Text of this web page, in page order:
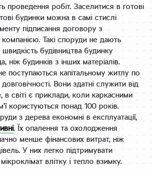
проведення робіт. Заселитися в готові
будинки можна в самі стислі
підписання договору з
Такі споруди не дають
будівництва будинку
ніж будинків з інших матеріалів.
поступаються капітальному житлу по
довговічності. Вони здатні служити від
в світі є приклади, коли каркасними
користуються понад 100 років.
з дерева економні в експлуатації,
. Їх опалення та охолодження
менше фінансових витрат, ніж
У них легко підтримувати
влітку і тепло взимку.